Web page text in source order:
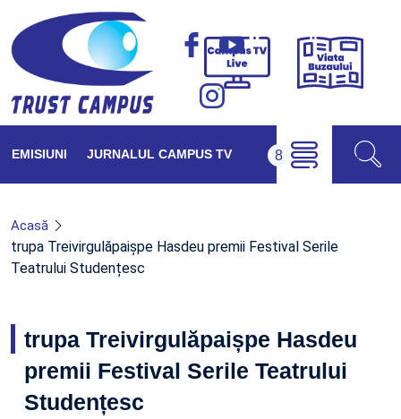
Campus
Viața
EMISIUNI JURNALUL CAMPUS TV
Acasă
trupa Treivirgulăpaișpe Hasdeu premii Festival Serile
Teatrului Studențesc
trupa Treivirgulăpaișpe Hasdeu
premii Festival Serile Teatrului
Studențesc